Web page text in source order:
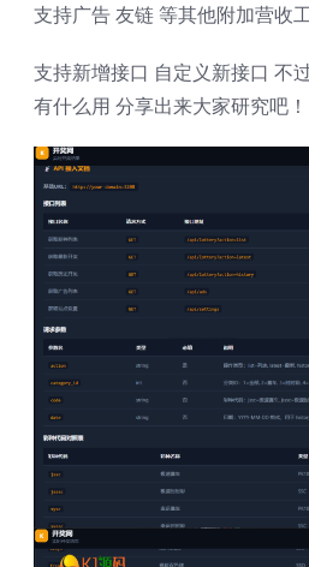
支持广告 友链 等其他附加营收
支持新增接口 自定义新接口 不
有什么用 分享出来大家研究吧！